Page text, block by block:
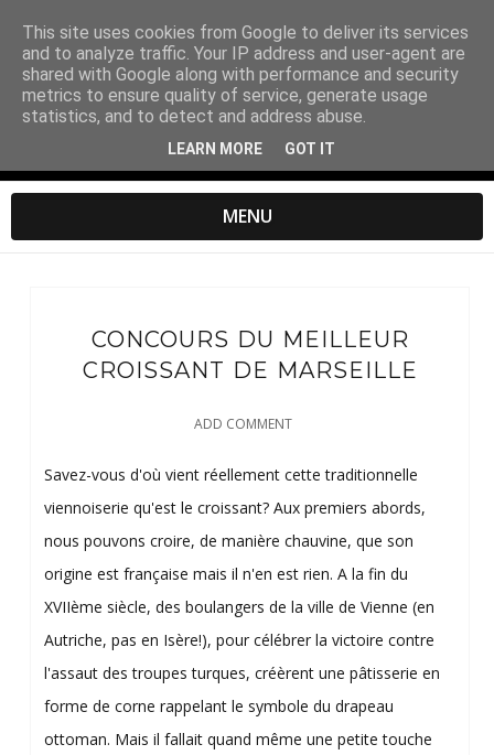
MENU
CONCOURS DU MEILLEUR
CROISSANT DE MARSEILLE
ADD COMMENT
Savez-vous d'où vient réellement cette traditionnelle
viennoiserie qu'est le croissant? Aux premiers abords,
nous pouvons croire, de manière chauvine, que son
origine est française mais il n'en est rien. A la fin du
XVIIème siècle, des boulangers de la ville de Vienne (en
Autriche, pas en Isère!), pour célébrer la victoire contre
l'assaut des troupes turques, créèrent une pâtisserie en
forme de corne rappelant le symbole du drapeau
ottoman. Mais il fallait quand même une petite touche
This site uses cookies from Google to deliver its services
and to analyze traffic. Your IP address and user-agent are
shared with Google along with performance and security
metrics to ensure quality of service, generate usage
statistics, and to detect and address abuse.
LEARN MORE GOT IT